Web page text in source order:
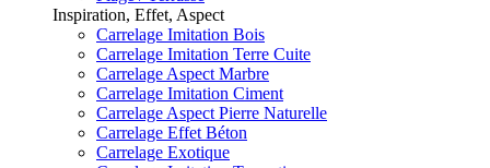
Inspiration, Effet, Aspect
Carrelage Imitation Bois
Carrelage Imitation Terre Cuite
Carrelage Aspect Marbre
Carrelage Imitation Ciment
Carrelage Aspect Pierre Naturelle
Carrelage Effet Béton
Carrelage Exotique